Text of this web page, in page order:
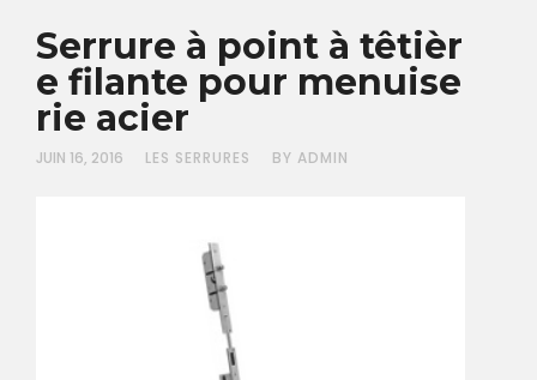
Serrure à point à têtièr
e filante pour menuise
rie acier
JUIN 16, 2016 LES SERRURES BY ADMIN